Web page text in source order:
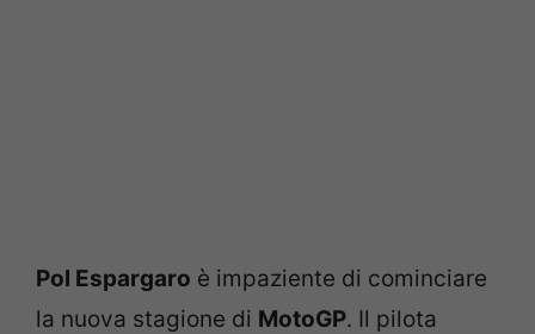
Pol Espargaro è impaziente di cominciare
la nuova stagione di MotoGP. Il pilota